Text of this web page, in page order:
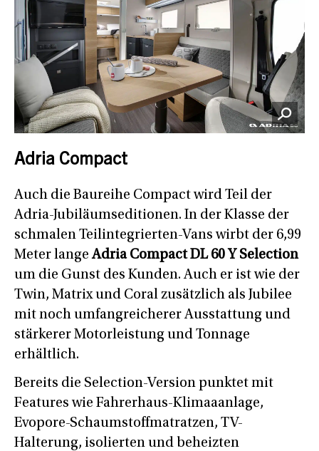
Adria Compact
Auch die Baureihe Compact wird Teil der
Adria-Jubiläumseditionen. In der Klasse der
schmalen Teilintegrierten-Vans wirbt der 6,99
Meter langeAdria Compact DL 60 Y Selection
um die Gunst des Kunden. Auch er ist wie der
Twin, Matrix und Coral zusätzlich als Jubilee
mit noch umfangreicherer Ausstattung und
stärkerer Motorleistung und Tonnage
erhältlich.
Bereits die Selection-Version punktet mit
Features wie Fahrerhaus-Klimaaanlage,
Evopore-Schaumstoffmatratzen, TV-
Halterung, isolierten und beheizten